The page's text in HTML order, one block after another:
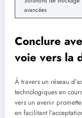
avancées
Conclure
voie vers la
À travers un réseau
technologiques en
vers un avenir
en facilitant